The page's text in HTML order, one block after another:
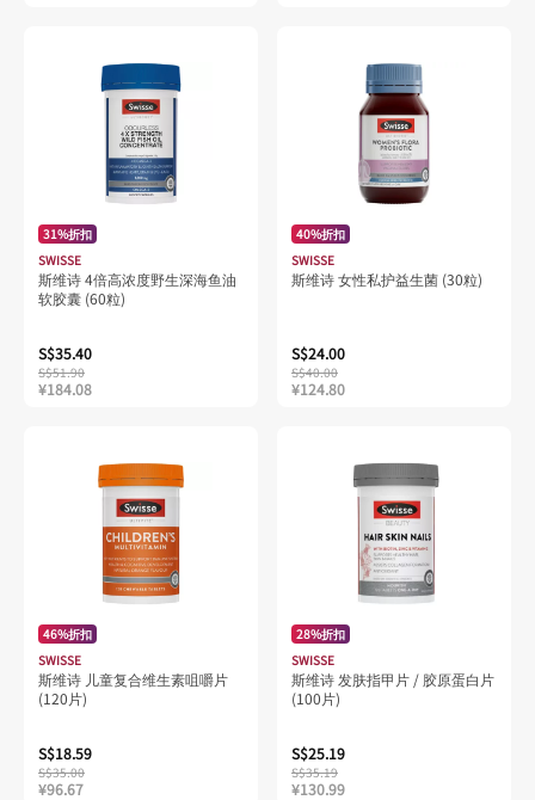
31%折扣
SWISSE
斯维诗 4倍高浓度野生深海鱼油
软胶囊 (60粒)
S$35.40
S$51.90
¥184.08
40%折扣
SWISSE
斯维诗 女性私护益生菌 (30粒)
S$24.00
S$40.00
¥124.80
46%折扣
SWISSE
斯维诗 儿童复合维生素咀嚼片
(120片)
S$18.59
S$35.00
¥96.67
28%折扣
SWISSE
斯维诗 发肤指甲片 / 胶原蛋白片
(100片)
S$25.19
S$35.19
¥130.99